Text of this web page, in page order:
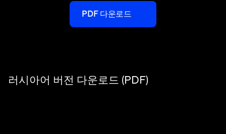
PDF 다운로드
러시아어 버전 다운로드 (PDF)